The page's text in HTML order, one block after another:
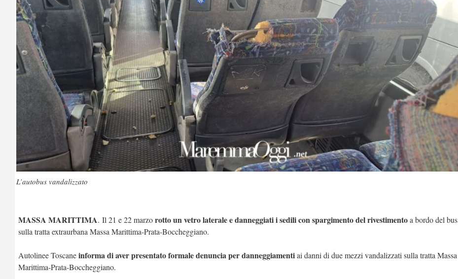
L’autobus vandalizzato
MASSA MARITTIMA. Il 21 e 22 marzorotto un vetro laterale e danneggiati i sedili con spargimento del rivestimentoa bordo del bus
sulla tratta extraurbana Massa Marittima-Prata-Boccheggiano.
Autolinee Toscaneinforma di aver presentato formale denuncia per danneggiamentiai danni di due mezzi vandalizzati sulla tratta Massa
Marittima-Prata-Boccheggiano.